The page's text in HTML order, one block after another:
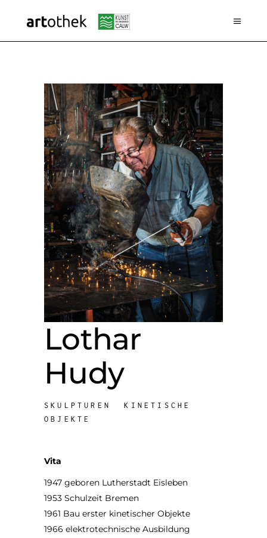
Lothar
Hudy
SKULPTUREN KINETISCHE
OBJEKTE
Vita
1947 geboren Lutherstadt Eisleben
1953 Schulzeit Bremen
1961 Bau erster kinetischer Objekte
1966 elektrotechnische Ausbildung